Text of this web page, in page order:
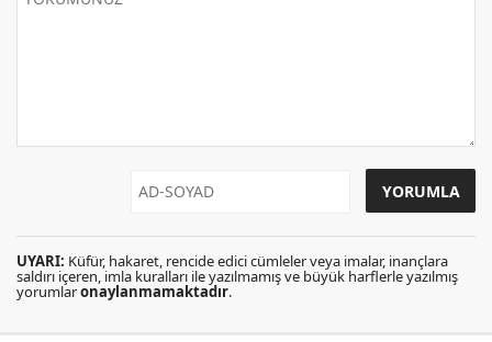
UYARI: Küfür, hakaret, rencide edici cümleler veya imalar, inançlara
saldırı içeren, imla kuralları ile yazılmamış ve büyük harflerle yazılmış
yorumlaronaylanmamaktadır.